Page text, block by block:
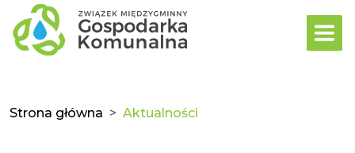
Strona główna Aktualności